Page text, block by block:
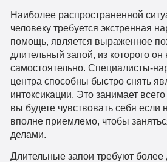
Наиболее распространенной
человеку требуется экстренная
помощь, является выраженное
длительный запой, из которого
самостоятельно. Специалисты-
центра способны быстро снять
интоксикации. Это занимает
вы будете чувствовать себя если
вполне приемлемо, чтобы
делами.
Длительные запои требуют более